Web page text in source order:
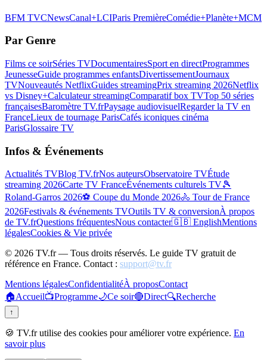
BFM TVCNewsCanal+LCIParis PremièreComédie+Planète+MCM
Par Genre
Films ce soirSéries TVDocumentairesSport en directProgrammes
JeunesseGuide programmes enfantsDivertissementJournaux
TVNouveautés NetflixGuides streamingPrix streaming 2026Netflix
vs Disney+Calculateur streamingComparatif box TVTop 50 séries
françaisesBaromètre TV.frPaysage audiovisuelRegarder la TV en
FranceLieux de tournage ParisCafés iconiques cinéma
ParisGlossaire TV
Infos & Événements
Actualités TVBlog TV.frNos auteursObservatoire TVÉtude
streaming 2026Carte TV FranceÉvénements culturels TV🎾
Roland-Garros 2026⚽ Coupe du Monde 2026🚴 Tour de France
2026Festivals & événements TVOutils TV & conversionÀ propos
de TV.frQuestions fréquentesNous contacter🇬🇧 EnglishMentions
légalesCookies & Vie privée
© 2026 TV.fr — Tous droits réservés. Le guide TV gratuit de
référence en France. Contact : support@tv.fr
Mentions légalesConfidentialitéÀ proposContact
🏠Accueil📺Programme🌙Ce soir🔴Direct🔍Recherche
↑
🍪 TV.fr utilise des cookies pour améliorer votre expérience. En
savoir plus